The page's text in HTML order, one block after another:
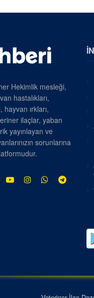
Hekimlik mesleği,
hastalıkları,
ırkları,
ilaçlar, yaban
yayınlayan ve
sorunlarına